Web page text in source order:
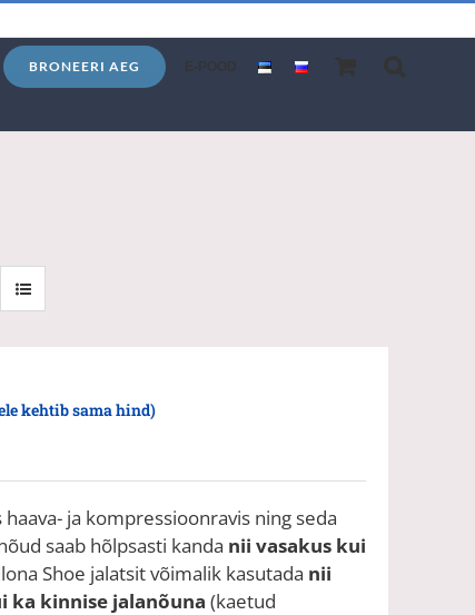
BRONEERI AEG E-POOD
kehtib sama hind)
haava- ja kompressioonravis ning seda
saab hõlpsasti kanda nii vasakus kui
Shoe jalatsit võimalik kasutada nii
ka kinnise jalanõuna (kaetud